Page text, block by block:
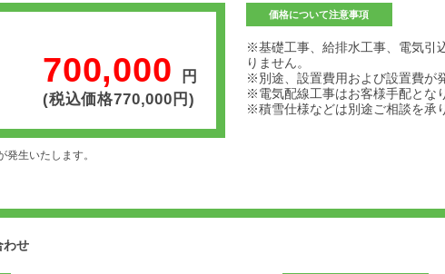
700,000
円
(税込価格770,000円)
生いたします。
価格について注意事項
※基礎工事、給排水工事、電気引
りません。
※別途、設置費用および設置費が
※電気配線工事はお客様手配とな
※積雪仕様などは別途ご相談を承
わせ